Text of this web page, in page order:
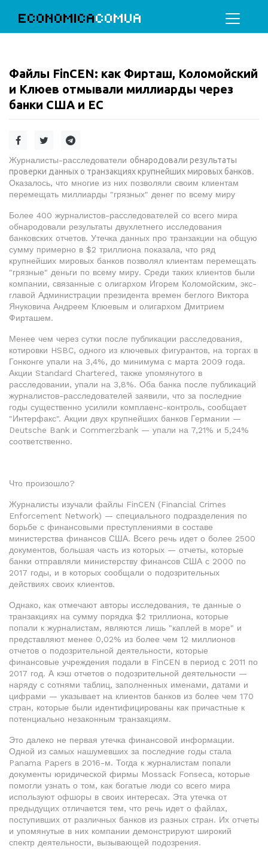
ECONOMICACOMUA
Файлы FinCEN: как Фирташ, Коломойский
и Клюев отмывали миллиарды через
банки США и ЕС
Журналисты-расследователи обнародовали результаты
проверки данных о транзакциях крупнейших мировых банков.
Оказалось, что многие из них позволяли своим клиентам
перемещать миллиарды "грязных" денег по всему миру
Более 400 журналистов-расследователей со всего мира
обнародовали результаты двухлетнего исследования
банковских отчетов. Утечка данных про транзакции на общую
сумму примерно в $2 триллиона показала, что ряд
крупнейших мировых банков позволял клиентам перемещать
"грязные" деньги по всему миру. Среди таких клиентов были
компании, связанные с олигархом Игорем Коломойским, экс-
главой Администрации президента времен беглого Виктора
Януковича Андреем Клюевым и олигархом Дмитрием
Фирташем.
Менее чем через сутки после публикации расследования,
котировки HSBC, одного из ключевых фигурантов, на торгах в
Гонконге упали на 3,4%, до минимума с марта 2009 года.
Акции Standard Chartered, также упомянутого в
расследовании, упали на 3,8%. Оба банка после публикаций
журналистов-расследователей заявили, что за последние
годы существенно усилили комплаенс-контроль, сообщает
"Интерфакс". Акции двух крупнейших банков Германии —
Deutsche Bank и Commerzbank — упали на 7,21% и 5,24%
соответственно.
Что произошло?
Журналисты изучали файлы FinCEN (Financial Crimes
Enforcement Network) — специального подразделения по
борьбе с финансовыми преступлениями в составе
министерства финансов США. Всего речь идет о более 2500
документов, большая часть из которых — отчеты, которые
банки отправляли министерству финансов США с 2000 по
2017 годы, и в которых сообщали о подозрительных
действиях своих клиентов.
Однако, как отмечают авторы исследования, те данные о
транзакциях на сумму порядка $2 триллиона, которые
попали к журналистам, являются лишь "каплей в море" и
представляют менее 0,02% из более чем 12 миллионов
отчетов о подозрительной деятельности, которые
финансовые учреждения подали в FinCEN в период с 2011 по
2017 год. А кэш отчетов о подозрительной деятельности —
наряду с сотнями таблиц, заполненных именами, датами и
цифрами — указывает на клиентов банков из более чем 170
стран, которые были идентифицированы как причастные к
потенциально незаконным транзакциям.
Это далеко не первая утечка финансовой информации.
Одной из самых нашумевших за последние годы стала
Panama Papers в 2016-м. Тогда к журналистам попали
документы юридической фирмы Mossack Fonseca, которые
помогли узнать о том, как богатые люди со всего мира
используют офшоры в своих интересах. Эта утечка от
предыдущих отличается тем, что речь идет о файлах,
поступивших от различных банков из разных стран. Их отчеты
и упомянутые в них компании демонстрируют широкий
спектр деятельности, вызывающей подозрения.